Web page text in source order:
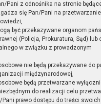
Pani z odnośnika na stronie
się Pan/Pani na
być przekazywane organom
(Policja, Prokuratura, Sąd) lub
w związku z prowadzonym
nie będą przekazywane do
międzynarodowej,
będą przetwarzane
do realizacji celu
Pani prawo dostępu do treści